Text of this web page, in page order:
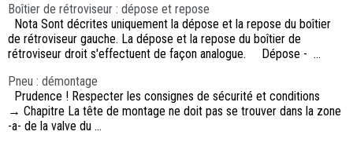
Boîtier de rétroviseur : dépose et repose
Nota Sont décrites uniquement la dépose et la repose du boîtier
de rétroviseur gauche. La dépose et la repose du boîtier de
rétroviseur droit s'effectuent de façon analogue. Dépose - ...
Pneu : démontage
Prudence ! Respecter les consignes de sécurité et conditions
→ Chapitre La tête de montage ne doit pas se trouver dans la zone
-a- de la valve du ...